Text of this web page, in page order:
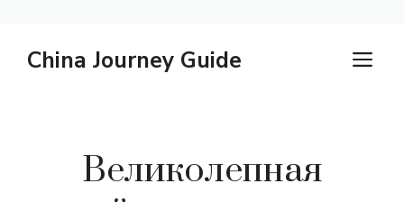
China Journey Guide
Великолепная